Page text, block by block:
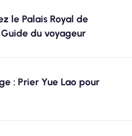
le Palais Royal de
du voyageur
: Prier Yue Lao pour